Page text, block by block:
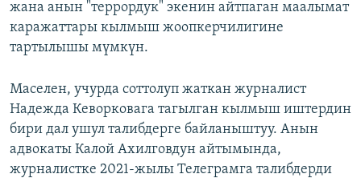
жана анын "террордук" экенин айтпаган маалымат
каражаттары кылмыш жоопкерчилигине
тартылышы мүмкүн.
Маселен, учурда соттолуп жаткан журналист
Надежда Кеворковага тагылган кылмыш иштердин
бири дал ушул талибдерге байланыштуу. Анын
адвокаты Калой Ахилговдун айтымында,
журналистке 2021-жылы Телеграмга талибдерди